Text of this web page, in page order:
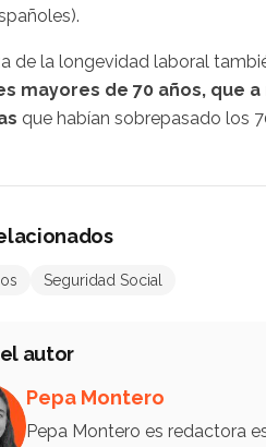
de la longevidad laboral
mayores de 70 años, que
que habían sobrepasado los
Seguridad Social
autor
Pepa Montero
Pepa Montero es redactora